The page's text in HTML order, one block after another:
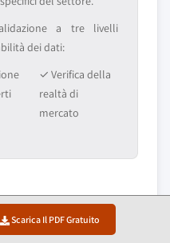
Scarica Il PDF Gratuito
a tre livelli
dei dati:
✓ Verifica della
realtà di
mercato
A+